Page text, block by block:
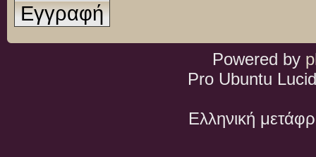
Εγγραφή
Powered by
Pro Ubuntu
Ελληνική